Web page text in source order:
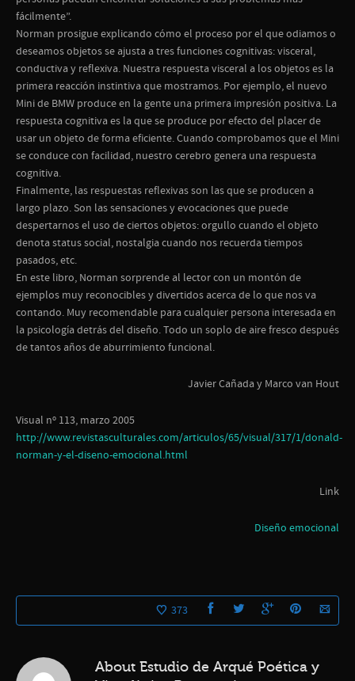
fácilmente”.
Norman prosigue explicando cómo el proceso por el que odiamos o
deseamos objetos se ajusta a tres funciones cognitivas: visceral,
conductiva y reflexiva. Nuestra respuesta visceral a los objetos es la
primera reacción instintiva que mostramos. Por ejemplo, el nuevo
Mini de BMW produce en la gente una primera impresión positiva. La
respuesta cognitiva es la que se produce por efecto del placer de
usar un objeto de forma eficiente. Cuando comprobamos que el Mini
se conduce con facilidad, nuestro cerebro genera una respuesta
cognitiva.
Finalmente, las respuestas reflexivas son las que se producen a
largo plazo. Son las sensaciones y evocaciones que puede
despertarnos el uso de ciertos objetos: orgullo cuando el objeto
denota status social, nostalgia cuando nos recuerda tiempos
pasados, etc.
En este libro, Norman sorprende al lector con un montón de
ejemplos muy reconocibles y divertidos acerca de lo que nos va
contando. Muy recomendable para cualquier persona interesada en
la psicología detrás del diseño. Todo un soplo de aire fresco después
de tantos años de aburrimiento funcional.
Javier Cañada y Marco van Hout
Visual nº 113, marzo 2005
http://www.revistasculturales.com/articulos/65/visual/317/1/donald-
norman-y-el-diseno-emocional.html
Link
Diseño emocional
373
About Estudio de Arqué Poética y